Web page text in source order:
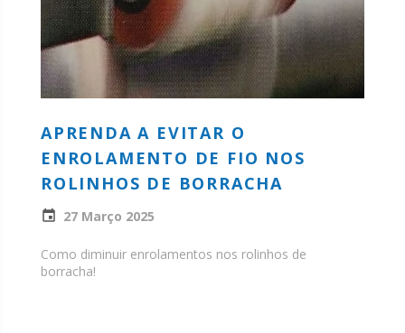
APRENDA A EVITAR O
ENROLAMENTO DE FIO NOS
ROLINHOS DE BORRACHA
27 Março 2025
Como diminuir enrolamentos nos rolinhos de
borracha!